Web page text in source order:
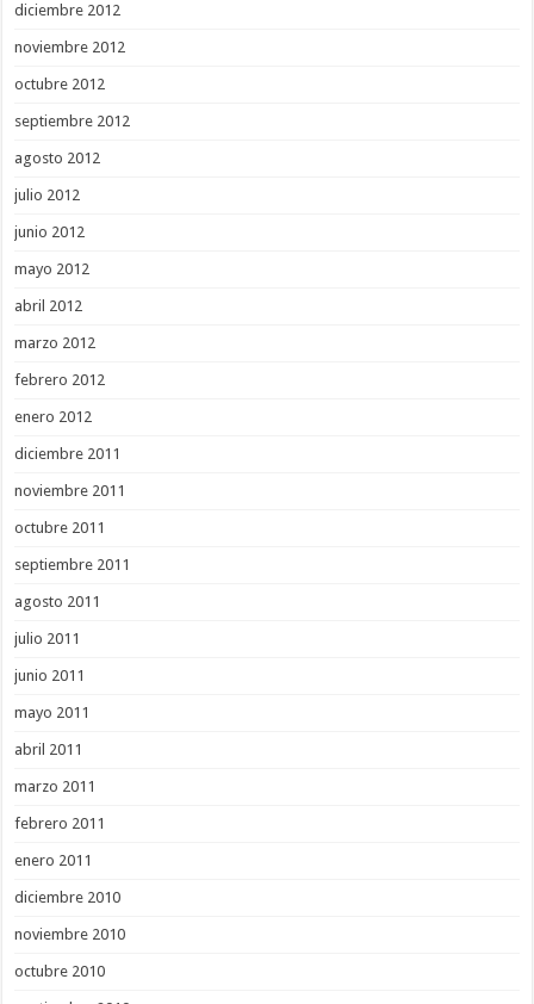
diciembre 2012
noviembre 2012
octubre 2012
septiembre 2012
agosto 2012
julio 2012
junio 2012
mayo 2012
abril 2012
marzo 2012
febrero 2012
enero 2012
diciembre 2011
noviembre 2011
octubre 2011
septiembre 2011
agosto 2011
julio 2011
junio 2011
mayo 2011
abril 2011
marzo 2011
febrero 2011
enero 2011
diciembre 2010
noviembre 2010
octubre 2010